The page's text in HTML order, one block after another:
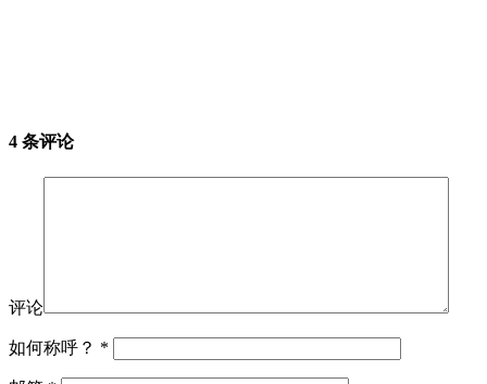
4 条评论
评论
如何称呼？ *